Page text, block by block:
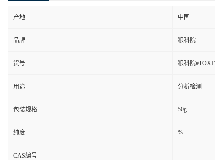
产地 中国
品牌 粮科院
货号 粮科院
用途 分析检测
包装规格 50g
纯度 %
CAS编号